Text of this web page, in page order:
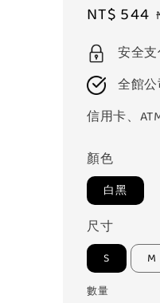
Sale
price
NT$ 544
安全
全館
信用卡、
顏色
白黑
尺寸
S M
數量